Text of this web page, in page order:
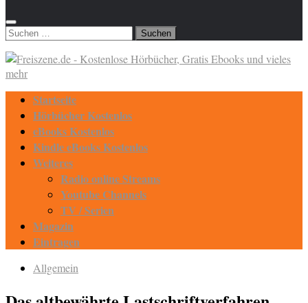
Suchen
Startseite
Hörbücher Kostenlos
eBooks Kostenlos
Kindle eBooks Kostenlos
Weiteres
Radio online Streams
Youtube Channels
TV / Serien
Magazin
Eintragen
Allgemein